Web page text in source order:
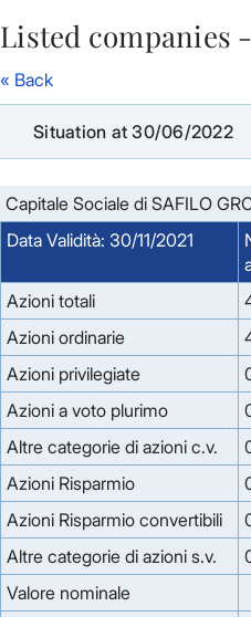
Skip to Main Content
Listed companies
« Back
Situation at 30/06/2022
Capitale Sociale di SAFILO
Data Validità: 30/11/2021
Azioni totali
Azioni ordinarie
Azioni privilegiate
Azioni a voto plurimo
Altre categorie di azioni c.v.
Azioni Risparmio
Azioni Risparmio convertibili
Altre categorie di azioni s.v.
Valore nominale